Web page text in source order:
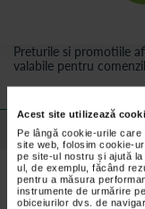
Acest site utilizează
Pe lângă cookie-urile
site web, folosim cookie-
pe site-ul nostru și ajută
ul, de exemplu, făcând
pentru a măsura
instrumente de urmărire
obiceiurilor dvs. de
Preturile si promotiile
valabile pentru
Beneficii Adora
sterilizare: